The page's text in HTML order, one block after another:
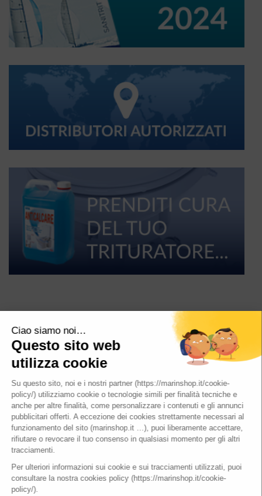
SFA Italia S.p.A.
Via XXV Aprile 15, 20097 San Donato Milanese (MI) –
Tel. 02-30559420 | P.IVA: IT04917050157
CREDITS
PRIVACY POLICY COOKIE POLICY